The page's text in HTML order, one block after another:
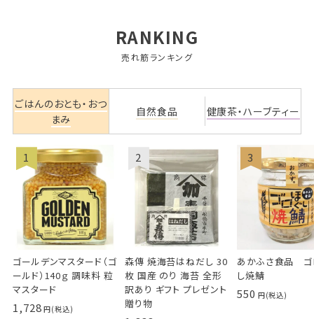
RANKING
売れ筋ランキング
ごはんのおとも・おつ
まみ
自然食品 健康茶・ハーブティー
ゴールデンマスタード（ゴ
ールド）140ｇ 調味料 粒
マスタード
1,728
森傳 焼海苔はねだし 30
枚 国産 のり 海苔 全形
訳あり ギフト プレゼント
贈り物
あかふさ食品 ゴ
し焼鯖
550